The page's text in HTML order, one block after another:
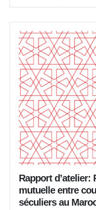
Rapport d’atelier:
mutuelle entre
séculiers au